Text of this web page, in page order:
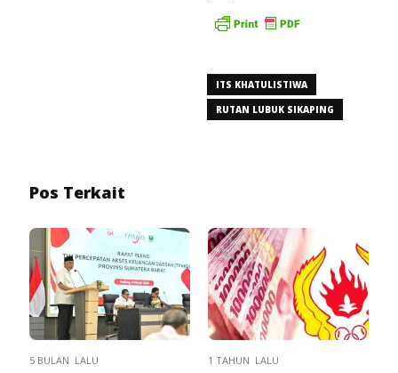
ITS KHATULISTIWA
RUTAN LUBUK SIKAPING
Pos Terkait
5 BULAN LALU 1 TAHUN LALU